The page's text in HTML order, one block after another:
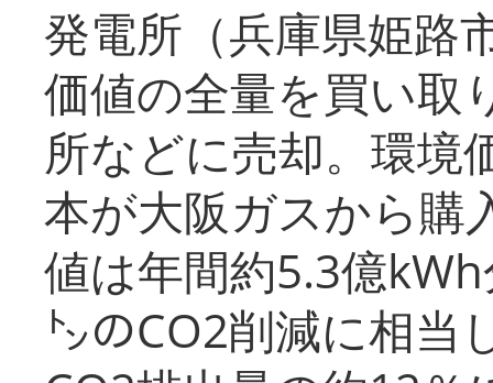
発電所（兵庫県姫路
価値の全量を買い取
所などに売却。環境
本が大阪ガスから購
値は年間約5.3億
㌧のCO2削減に相当